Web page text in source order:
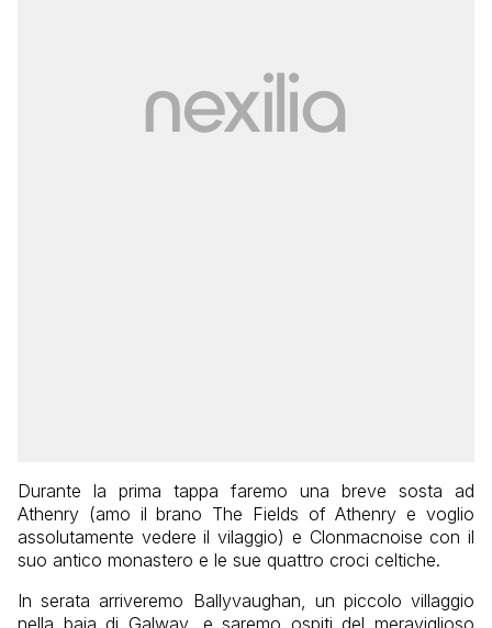
Durante la prima tappa faremo una breve sosta ad
Athenry (amo il brano The Fields of Athenry e voglio
assolutamente vedere il vilaggio) e Clonmacnoise con il
suo antico monastero e le sue quattro croci celtiche.
In serata arriveremo Ballyvaughan, un piccolo villaggio